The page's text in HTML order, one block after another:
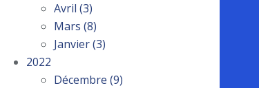
Avril (3)
Mars (8)
Janvier(3)
2022
Décembre (9)